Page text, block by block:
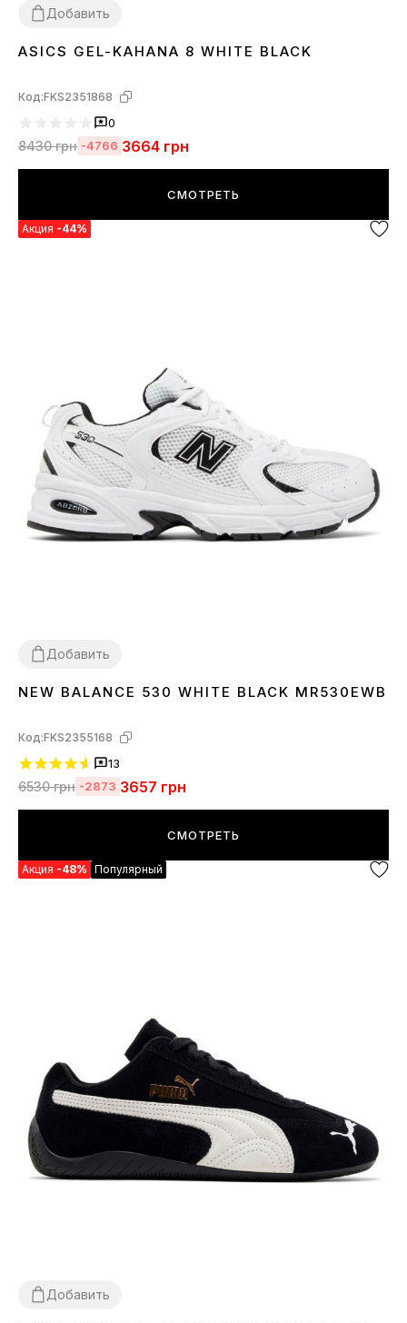
Добавить
36 373839404142434445
ASICS GEL-KAHANA 8 WHITE BLACK
Код:FKS2351868
0
8430грн -4766 3664 грн
СМОТРЕТЬ
Акция -44%
Добавить
3637 3839404142 434445
NEW BALANCE 530 WHITE BLACK MR530EWB
Код:FKS2355168
13
6530грн -2873 3657 грн
СМОТРЕТЬ
Акция -48% Популярный
Добавить